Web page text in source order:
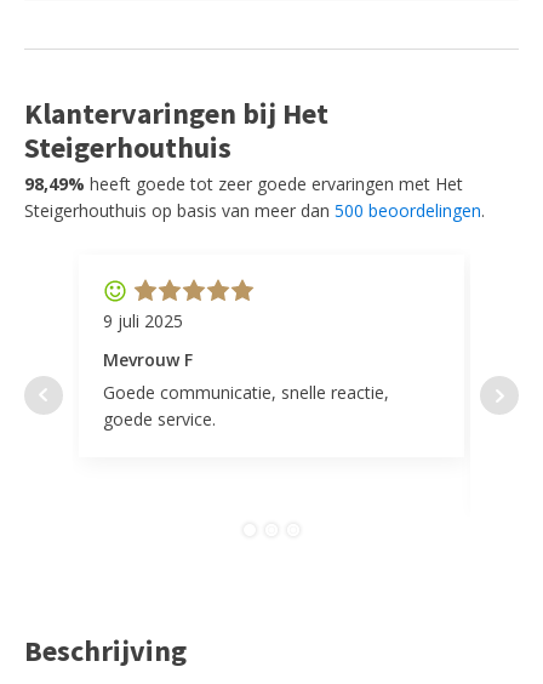
Klantervaringen bij Het
Steigerhouthuis
98,49% heeft goede tot zeer goede ervaringen met Het
Steigerhouthuis op basis van meer dan 500 beoordelingen.
9 juli 2025
Mevrouw F
Goede communicatie, snelle reactie,
goede service.
door
Beschrijving